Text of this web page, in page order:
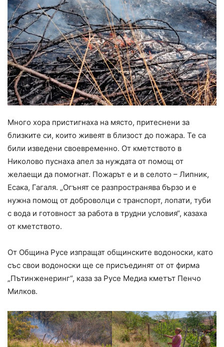
Много хора пристигнаха на място, притеснени за
близките си, които живеят в близост до пожара. Те са
били изведени своевременно. От кметството в
Николово пуснаха апел за нуждата от помощ от
желаещи да помогнат. Пожарът е и в селото – Липник,
Есака, Гагаля. „Огънят се разпространява бързо и е
нужна помощ от доброволци с транспорт, лопати, туби
с вода и готовност за работа в трудни условия“, казаха
от кметството.
От Община Русе изпращат общинските водоноски, като
със свои водоноски ще се присъединят от от фирма
„Пътинженеринг“, каза за Русе Медиа кметът Пенчо
Милков.